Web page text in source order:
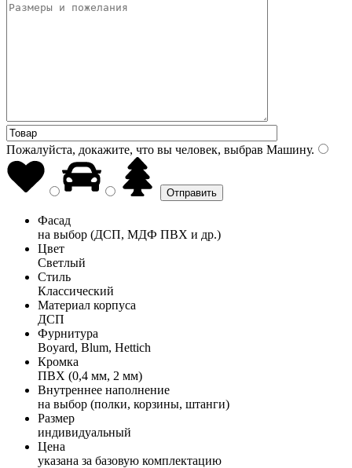
Пожалуйста, докажите, что вы человек, выбрав Машину.
Фасад
на выбор (ДСП, МДФ ПВХ и др.)
Цвет
Светлый
Стиль
Классический
Материал корпуса
ДСП
Фурнитура
Boyard, Blum, Hettich
Кромка
ПВХ (0,4 мм, 2 мм)
Внутреннее наполнение
на выбор (полки, корзины, штанги)
Размер
индивидуальный
Цена
указана за базовую комплектацию